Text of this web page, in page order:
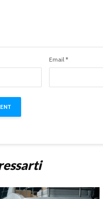
Email *